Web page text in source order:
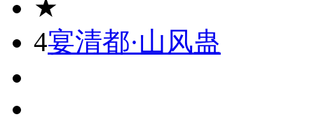
★
4宴清都·山风蛊